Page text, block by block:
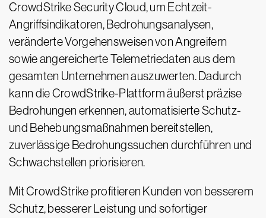
CrowdStrike Security Cloud, um Echtzeit-
Angriffsindikatoren, Bedrohungsanalysen,
veränderte Vorgehensweisen von Angreifern
sowie angereicherte Telemetriedaten aus dem
gesamten Unternehmen auszuwerten. Dadurch
kann die CrowdStrike-Plattform äußerst präzise
Bedrohungen erkennen, automatisierte Schutz-
und Behebungsmaßnahmen bereitstellen,
zuverlässige Bedrohungssuchen durchführen und
Schwachstellen priorisieren.
Mit CrowdStrike profitieren Kunden von besserem
Schutz, besserer Leistung und sofortiger